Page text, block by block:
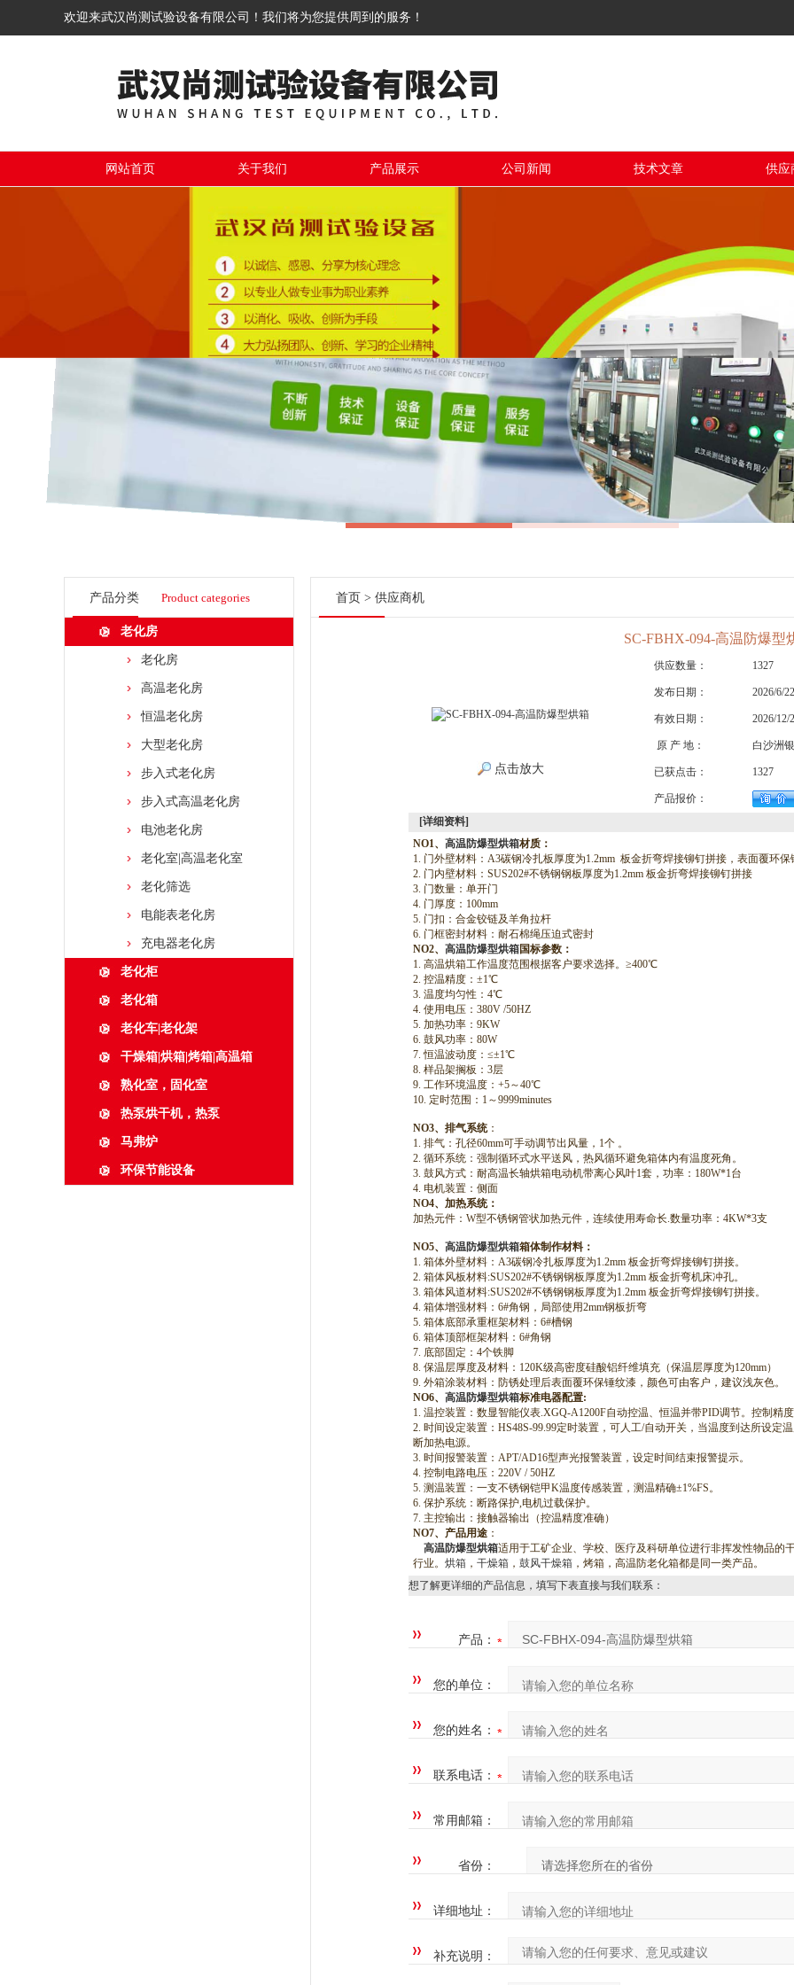
欢迎来武汉尚测试验设备有限公司！我们将为您提供周到的服务！
网站首页 关于我们 产品展示 公司新闻 技术文章 供应
产品分类 Product categories
老化房
老化房
高温老化房
恒温老化房
大型老化房
步入式老化房
步入式高温老化房
电池老化房
老化室|高温老化室
老化筛选
电能表老化房
充电器老化房
老化柜
老化箱
老化车|老化架
干燥箱|烘箱|烤箱|高温箱
熟化室，固化室
热泵烘干机，热泵
马弗炉
环保节能设备
首页 > 供应商机
SC-FBHX-094-高温防爆型
点击放大
供应数量： 1327
发布日期： 2026/6/22
有效日期： 2026/12/
原 产 地： 白沙洲
已获点击： 1327
产品报价：
[详细资料]
NO1、 高温防爆型烘箱材质：
1. 门外壁材料：A3碳钢冷扎板厚度为1.2mm 板金折弯焊接铆钉拼接，表面覆环保
2. 门内壁材料：SUS202#不锈钢钢板厚度为1.2mm 板金折弯焊接铆钉拼接
3. 门数量：单开门
4. 门厚度：100mm
5. 门扣：合金铰链及羊角拉杆
6. 门框密封材料：耐石棉绳压迫式密封
NO2、 高温防爆型烘箱国标参数：
1. 高温烘箱工作温度范围根据客户要求选择。≥400℃
2. 控温精度：±1℃
3. 温度均匀性：4℃
4. 使用电压：380V /50HZ
5. 加热功率：9KW
6. 鼓风功率：80W
7.恒温波动度：≤±1℃
8. 样品架搁板：3层
9. 工作环境温度：+5～40℃
10. 定时范围：1～9999minutes
NO3、排气系统：
1. 排气：孔径60mm可手动调节出风量，1个 。
2. 循环系统：强制循环式水平送风，热风循环避免箱体内有温度死角。
3. 鼓风方式：耐高温长轴烘箱电动机带离心风叶1套，功率：180W*1台
4. 电机装置：侧面
NO4、加热系统：
加热元件：W型不锈钢管状加热元件，连续使用寿命长.数量功率：4KW*3支
NO5、 高温防爆型烘箱箱体制作材料：
1. 箱体外壁材料：A3碳钢冷扎板厚度为1.2mm 板金折弯焊接铆钉拼接。
2. 箱体风板材料:SUS202#不锈钢钢板厚度为1.2mm 板金折弯机床冲孔。
3. 箱体风道材料:SUS202#不锈钢钢板厚度为1.2mm 板金折弯焊接铆钉拼接。
4. 箱体增强材料：6#角钢，局部使用2mm钢板折弯
5. 箱体底部承重框架材料：6#槽钢
6. 箱体顶部框架材料：6#角钢
7. 底部固定：4个铁脚
8. 保温层厚度及材料：120K级高密度硅酸铝纤维填充（保温层厚度为120mm）
9. 外箱涂装材料：防锈处理后表面覆环保锤纹漆，颜色可由客户，建议浅灰色。
NO6、 高温防爆型烘箱标准电器配置:
1. 温控装置：数显智能仪表.XGQ-A1200F自动控温、恒温并带PID调节。控制精
2. 时间设定装置：HS48S-99.99定时装置，可人工/自动开关，当温度到达所设定
断加热电源。
3. 时间报警装置：APT/AD16型声光报警装置，设定时间结束报警提示。
4. 控制电路电压：220V / 50HZ
5. 测温装置：一支不锈钢铠甲K温度传感装置，测温精确±1%FS。
6. 保护系统：断路保护,电机过载保护。
7. 主控输出：接触器输出（控温精度准确）
NO7、产品用途 ：
高温防爆型烘箱适用于工矿企业、学校、医疗及科研单位进行非挥发性物品的
行业。 烘箱 ， 干燥箱 ， 鼓风干燥箱 ，烤箱，高温防老化箱都是同一类产品。
想了解更详细的产品信息，填写下表直接与我们联系：
产品：
您的单位：
您的姓名：
联系电话：
常用邮箱：
省份：
详细地址：
补充说明：